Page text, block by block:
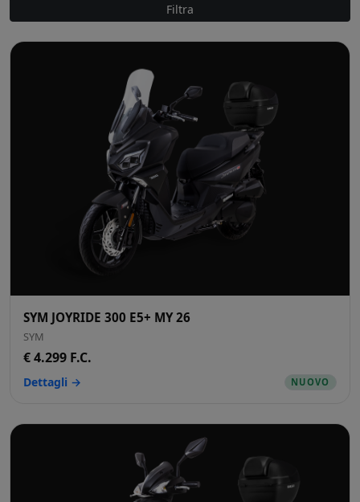
Filtra
SYM JOYRIDE 300 E5+ MY 26
SYM
€ 4.299 F.C.
Dettagli → NUOVO